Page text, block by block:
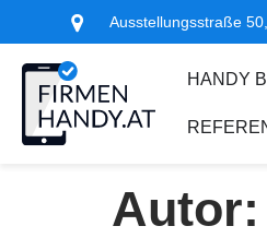
Ausstellungsstraße
HANDY
Autor: